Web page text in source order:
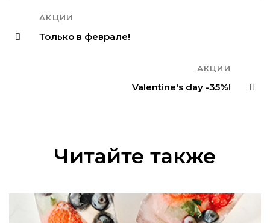
АКЦИИ
Только в феврале!
АКЦИИ
Valentine's day -35%!
Читайте также